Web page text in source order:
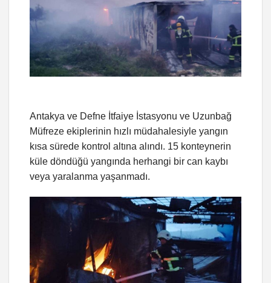
Antakya ve Defne İtfaiye İstasyonu ve Uzunbağ
Müfreze ekiplerinin hızlı müdahalesiyle yangın
kısa sürede kontrol altına alındı. 15 konteynerin
küle döndüğü yangında herhangi bir can kaybı
veya yaralanma yaşanmadı.